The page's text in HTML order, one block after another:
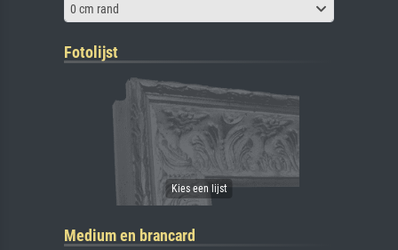
0 cm rand
Fotolijst
Medium en brancard